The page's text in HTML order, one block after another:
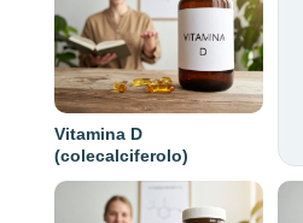
Vitamina D
(colecalciferolo)